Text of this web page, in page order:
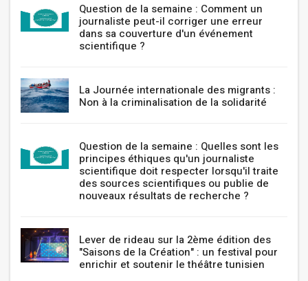
Question de la semaine : Comment un
journaliste peut-il corriger une erreur
dans sa couverture d'un événement
scientifique ?
La Journée internationale des migrants :
Non à la criminalisation de la solidarité
Question de la semaine : Quelles sont les
principes éthiques qu'un journaliste
scientifique doit respecter lorsqu'il traite
des sources scientifiques ou publie de
nouveaux résultats de recherche ?
Lever de rideau sur la 2ème édition des
"Saisons de la Création" : un festival pour
enrichir et soutenir le théâtre tunisien